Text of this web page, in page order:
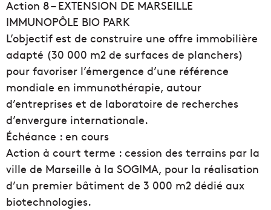
Action 8 – EXTENSION DE MARSEILLE
IMMUNOPÔLE BIO PARK
L’objectif est de construire une offre immobilière
adapté (30 000 m2 de surfaces de planchers)
pour favoriser l’émergence d’une référence
mondiale en immunothérapie, autour
d’entreprises et de laboratoire de recherches
d’envergure internationale.
Échéance : en cours
Action à court terme : cession des terrains par la
ville de Marseille à la SOGIMA, pour la réalisation
d’un premier bâtiment de 3 000 m2 dédié aux
biotechnologies.